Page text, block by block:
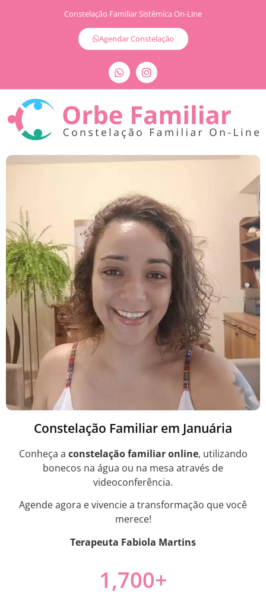
Constelação Familiar Sistêmica On-Line
Agendar Constelação
Constelação Familiar em Januária
Conheça a constelação familiar online, utilizando
bonecos na água ou na mesa através de
videoconferência.
Agende agora e vivencie a transformação que você
merece!
Terapeuta Fabiola Martins
1,700+